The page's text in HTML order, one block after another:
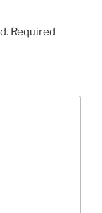
Required